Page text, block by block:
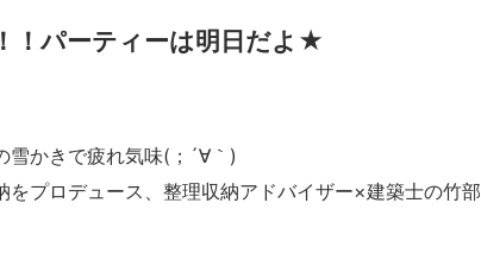
！パーティーは明日だよ★
雪かきで疲れ気味(；´∀｀)
プロデュース、整理収納アドバイザー×建築士の竹部